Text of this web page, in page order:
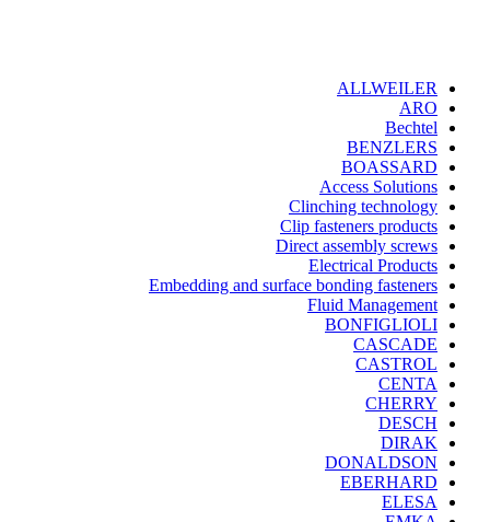
ALLWEILER
ARO
Bechtel
BENZLERS
BOASSARD
Access Solutions
Clinching technology
Clip fasteners products
Direct assembly screws
Electrical Products
Embedding and surface bonding fasteners
Fluid Management
BONFIGLIOLI
CASCADE
CASTROL
CENTA
CHERRY
DESCH
DIRAK
DONALDSON
EBERHARD
ELESA